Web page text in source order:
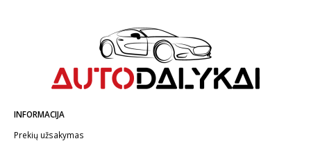
INFORMACIJA
Prekių užsakymas